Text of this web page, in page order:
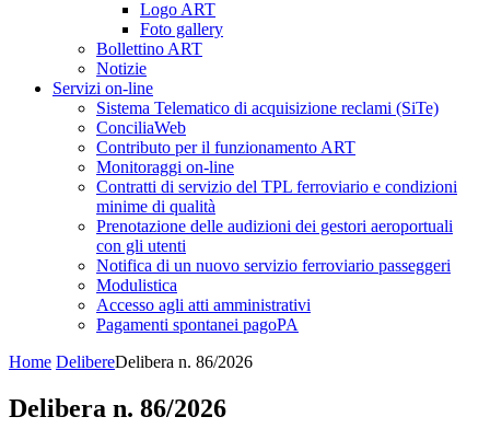
Logo ART
Foto gallery
Bollettino ART
Notizie
Servizi on-line
Sistema Telematico di acquisizione reclami (SiTe)
ConciliaWeb
Contributo per il funzionamento ART
Monitoraggi on-line
Contratti di servizio del TPL ferroviario e condizioni
minime di qualità
Prenotazione delle audizioni dei gestori aeroportuali
con gli utenti
Notifica di un nuovo servizio ferroviario passeggeri
Modulistica
Accesso agli atti amministrativi
Pagamenti spontanei pagoPA
Home DelibereDelibera n. 86/2026
Delibera n. 86/2026